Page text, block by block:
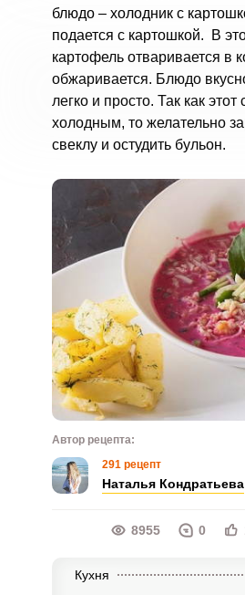
блюдо – холодник с
подается с картошкой. В
картофель отваривается в
обжаривается. Блюдо
легко и просто. Так как
холодным, то желательно
свеклу и остудить бульон.
Автор рецепта:
291 рецепт
Наталья Кондратьева
8955 0
Кухня